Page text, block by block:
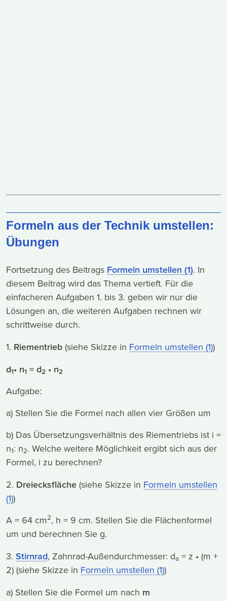
Formeln aus der Technik umstellen:
Übungen
Fortsetzung des Beitrags Formeln umstellen (1). In
diesem Beitrag wird das Thema vertieft. Für die
einfacheren Aufgaben 1. bis 3. geben wir nur die
Lösungen an, die weiteren Aufgaben rechnen wir
schrittweise durch.
1. Riementrieb (siehe Skizze in Formeln umstellen (1))
d1• n1 = d2 • n2
Aufgabe:
a) Stellen Sie die Formel nach allen vier Größen um
b) Das Übersetzungsverhältnis des Riementriebs ist i =
n1: n2. Welche weitere Möglichkeit ergibt sich aus der
Formel, i zu berechnen?
2. Dreiecksfläche (siehe Skizze in Formeln umstellen
(1))
A = 64 cm2, h = 9 cm. Stellen Sie die Flächenformel
um und berechnen Sie g.
3. Stirnrad, Zahnrad-Außendurchmesser: da = z • (m +
2) (siehe Skizze in Formeln umstellen (1))
a) Stellen Sie die Formel um nach m